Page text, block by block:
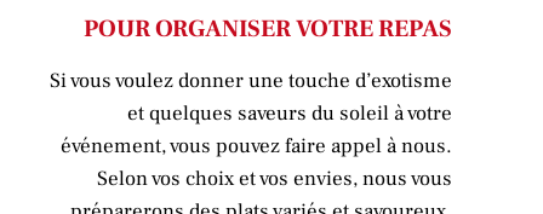
POUR ORGANISER VOTRE REPAS
Si vous voulez donner une touche d’exotisme
et quelques saveurs du soleil à votre
événement, vous pouvez faire appel à nous.
Selon vos choix et vos envies, nous vous